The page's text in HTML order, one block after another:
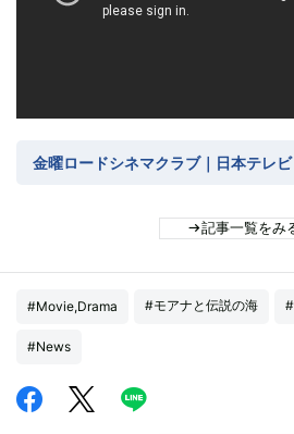
金曜ロードシネマクラブ｜日本テレビ
記事一覧をみ
#Movie,Drama #モアナと伝説の海
#News